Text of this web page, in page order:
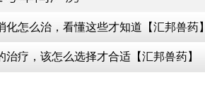
化怎么治，看懂这些才知道【汇邦兽药】
治疗，该怎么选择才合适【汇邦兽药】